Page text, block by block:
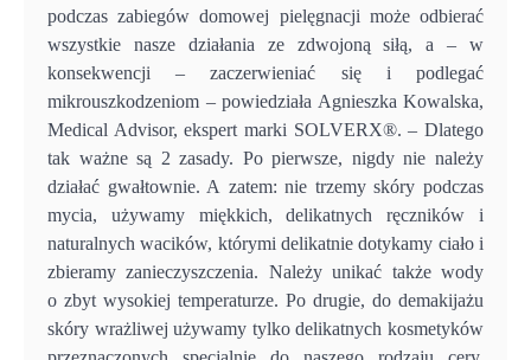
podczas zabiegów domowej pielęgnacji może odbierać
wszystkie nasze działania ze zdwojoną siłą, a – w
konsekwencji – zaczerwieniać się i podlegać
mikrouszkodzeniom – powiedziała Agnieszka Kowalska,
Medical Advisor, ekspert marki SOLVERX®. – Dlatego
tak ważne są 2 zasady. Po pierwsze, nigdy nie należy
działać gwałtownie. A zatem: nie trzemy skóry podczas
mycia, używamy miękkich, delikatnych ręczników i
naturalnych wacików, którymi delikatnie dotykamy ciało i
zbieramy zanieczyszczenia. Należy unikać także wody
o zbyt wysokiej temperaturze. Po drugie, do demakijażu
skóry wrażliwej używamy tylko delikatnych kosmetyków